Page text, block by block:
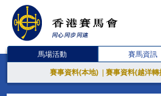
馬場活動 賽馬資訊
賽事資料(本地) 賽事資料(越洋轉